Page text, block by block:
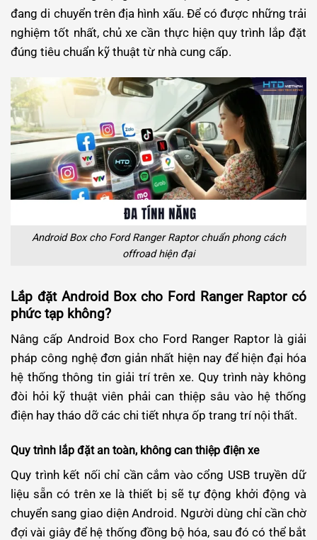
đang di chuyển trên địa hình xấu. Để có được những trải
nghiệm tốt nhất, chủ xe cần thực hiện quy trình lắp đặt
đúng tiêu chuẩn kỹ thuật từ nhà cung cấp.
Android Box cho Ford Ranger Raptor chuẩn phong cách
offroad hiện đại
Lắp đặt Android Box cho Ford Ranger Raptor có
phức tạp không?
Nâng cấp Android Box cho Ford Ranger Raptor là giải
pháp công nghệ đơn giản nhất hiện nay để hiện đại hóa
hệ thống thông tin giải trí trên xe. Quy trình này không
đòi hỏi kỹ thuật viên phải can thiệp sâu vào hệ thống
điện hay tháo dỡ các chi tiết nhựa ốp trang trí nội thất.
Quy trình lắp đặt an toàn, không can thiệp điện xe
Quy trình kết nối chỉ cần cắm vào cổng USB truyền dữ
liệu sẵn có trên xe là thiết bị sẽ tự động khởi động và
chuyển sang giao diện Android. Người dùng chỉ cần chờ
đợi vài giây để hệ thống đồng bộ hóa, sau đó có thể bắt